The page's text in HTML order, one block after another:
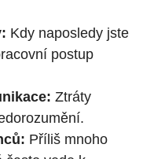
Kdy naposledy jste
postup
Ztráty
Příliš mnoho